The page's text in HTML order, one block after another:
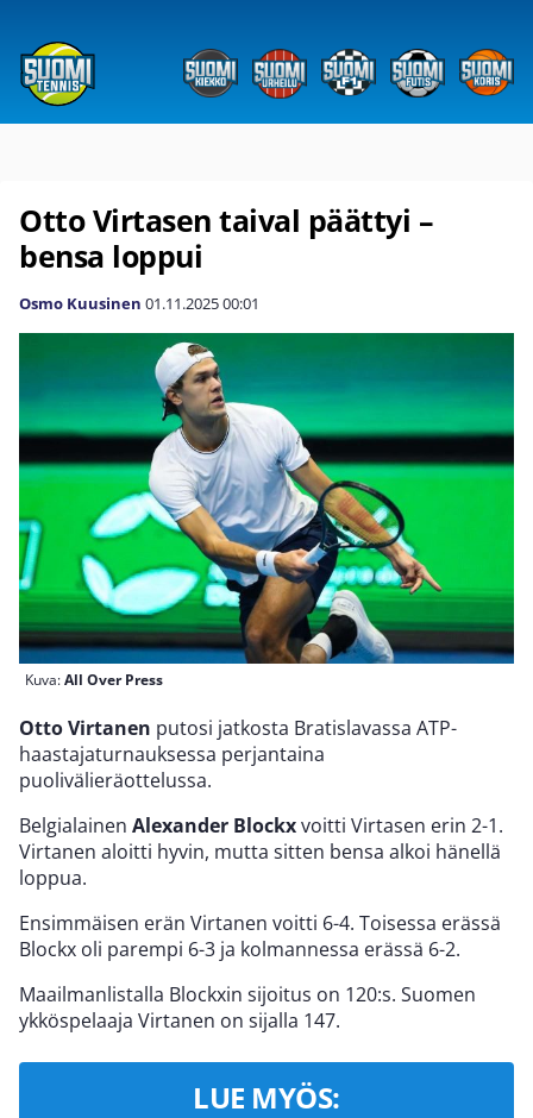
Otto Virtasen taival päättyi –
bensa loppui
Osmo Kuusinen 01.11.202500:01
Kuva:All Over Press
Otto Virtanen putosi jatkosta Bratislavassa ATP-
haastajaturnauksessa perjantaina
puolivälieräottelussa.
Belgialainen Alexander Blockxvoitti Virtasen erin 2-1.
Virtanen aloitti hyvin, mutta sitten bensa alkoi hänellä
loppua.
Ensimmäisen erän Virtanen voitti 6-4. Toisessa erässä
Blockx oli parempi 6-3 ja kolmannessa erässä 6-2.
Maailmanlistalla Blockxin sijoitus on 120:s. Suomen
ykköspelaaja Virtanen on sijalla 147.
LUE MYÖS: